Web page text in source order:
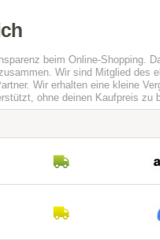
beim Online-Shopping.
Wir sind Mitglied des
Wir erhalten eine kleine
ohne deinen Kaufpreis zu